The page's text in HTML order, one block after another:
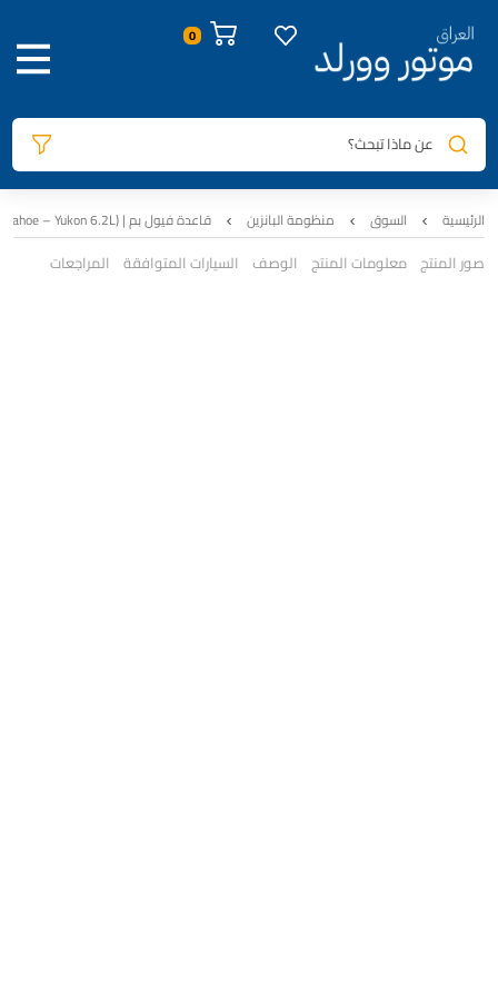
عن ماذا تبحث؟
الرئيسية السوق منظومة البانزين قاعدة فيول بم | (Escalade – Tahoe – Yukon 6.2L | اصلي تفصيخ
صور المنتج معلومات المنتج الوصف السيارات المتوافقة المراجعات